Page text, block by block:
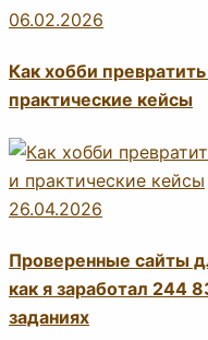
06.02.2026
Как хобби
практические кейсы
26.04.2026
Проверенные сайты
как я заработал 244
заданиях